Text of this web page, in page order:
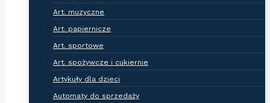
Art. muzyczne
Art. papiernicze
Art. sportowe
Art. spożywcze i cukiernie
Artykuły dla dzieci
Automaty do sprzedaży